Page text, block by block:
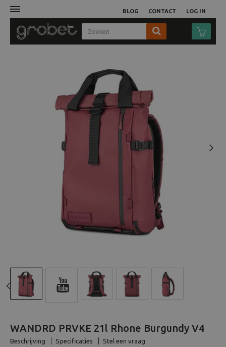
LOG IN
BLOG CONTACT
Objectieven
Analoog
Previous
WANDRD PRVKE 21l Rhone Burgundy V4
Beschrijving Specificaties Stel een vraag